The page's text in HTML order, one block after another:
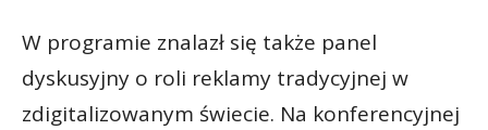
W programie znalazł się także panel
dyskusyjny o roli reklamy tradycyjnej w
zdigitalizowanym świecie. Na konferencyjnej